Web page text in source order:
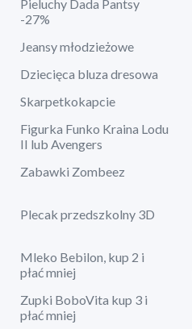
Pieluchy Dada Pantsy
-27%
Jeansy młodzieżowe
Dziecięca bluza dresowa
Skarpetkokapcie
Figurka Funko Kraina Lodu
II lub Avengers
Zabawki Zombeez
Plecak przedszkolny 3D
Mleko Bebilon, kup 2 i
płać mniej
Zupki BoboVita kup 3 i
płać mniej